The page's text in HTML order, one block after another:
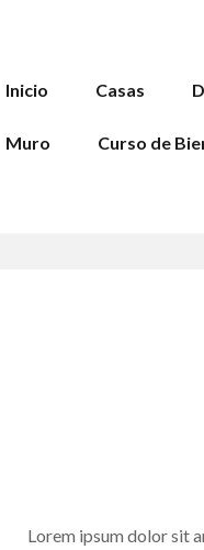
Inicio Casas
Muro Curso de
Lorem ipsum dolor sit